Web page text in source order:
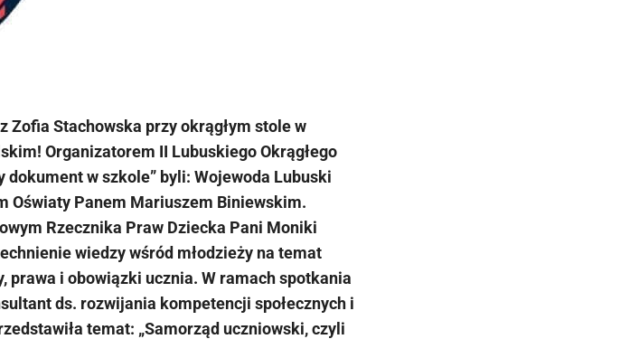
Zofia Stachowska przy okrągłym stole w
Organizatorem II Lubuskiego Okrągłego
dokument w szkole” byli: Wojewoda Lubuski
Oświaty Panem Mariuszem Biniewskim.
Rzecznika Praw Dziecka Pani Moniki
wiedzy wśród młodzieży na temat
prawa i obowiązki ucznia. W ramach spotkania
ds. rozwijania kompetencji społecznych i
temat: „Samorząd uczniowski, czyli